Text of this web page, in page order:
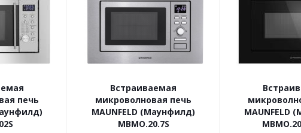
печь
Встраиваемая
микроволновая печь
MAUNFELD (Маунфилд)
MBMO.20.7S
MAUNFELD